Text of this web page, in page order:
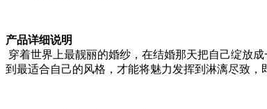
产品详细说明
穿着世界上最靓丽的婚纱，在结婚那天把自己绽放
到最适合自己的风格，才能将魅力发挥到淋漓尽致，